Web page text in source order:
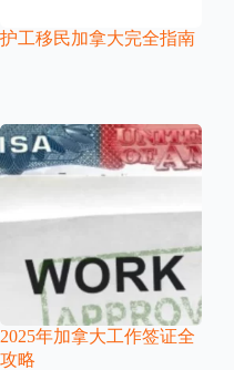
护工移民加拿大完全指南
2025年加拿大工作签证全
攻略